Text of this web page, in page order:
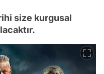
size kurgusal